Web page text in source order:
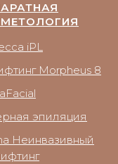
iPL
Morpheus 8
эпиляция
Неинвазивный